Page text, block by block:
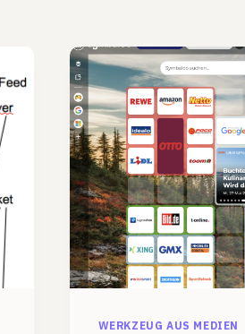
WERKZEUG AUS MEDIEN